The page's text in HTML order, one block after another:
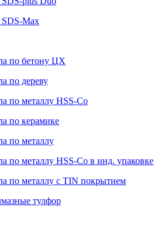
Max
по бетону ЦХ
по дереву
по металлу HSS-Co
по керамике
по металлу
по металлу HSS-Co в инд. упаковке
по металлу с TIN покрытием
тулфор